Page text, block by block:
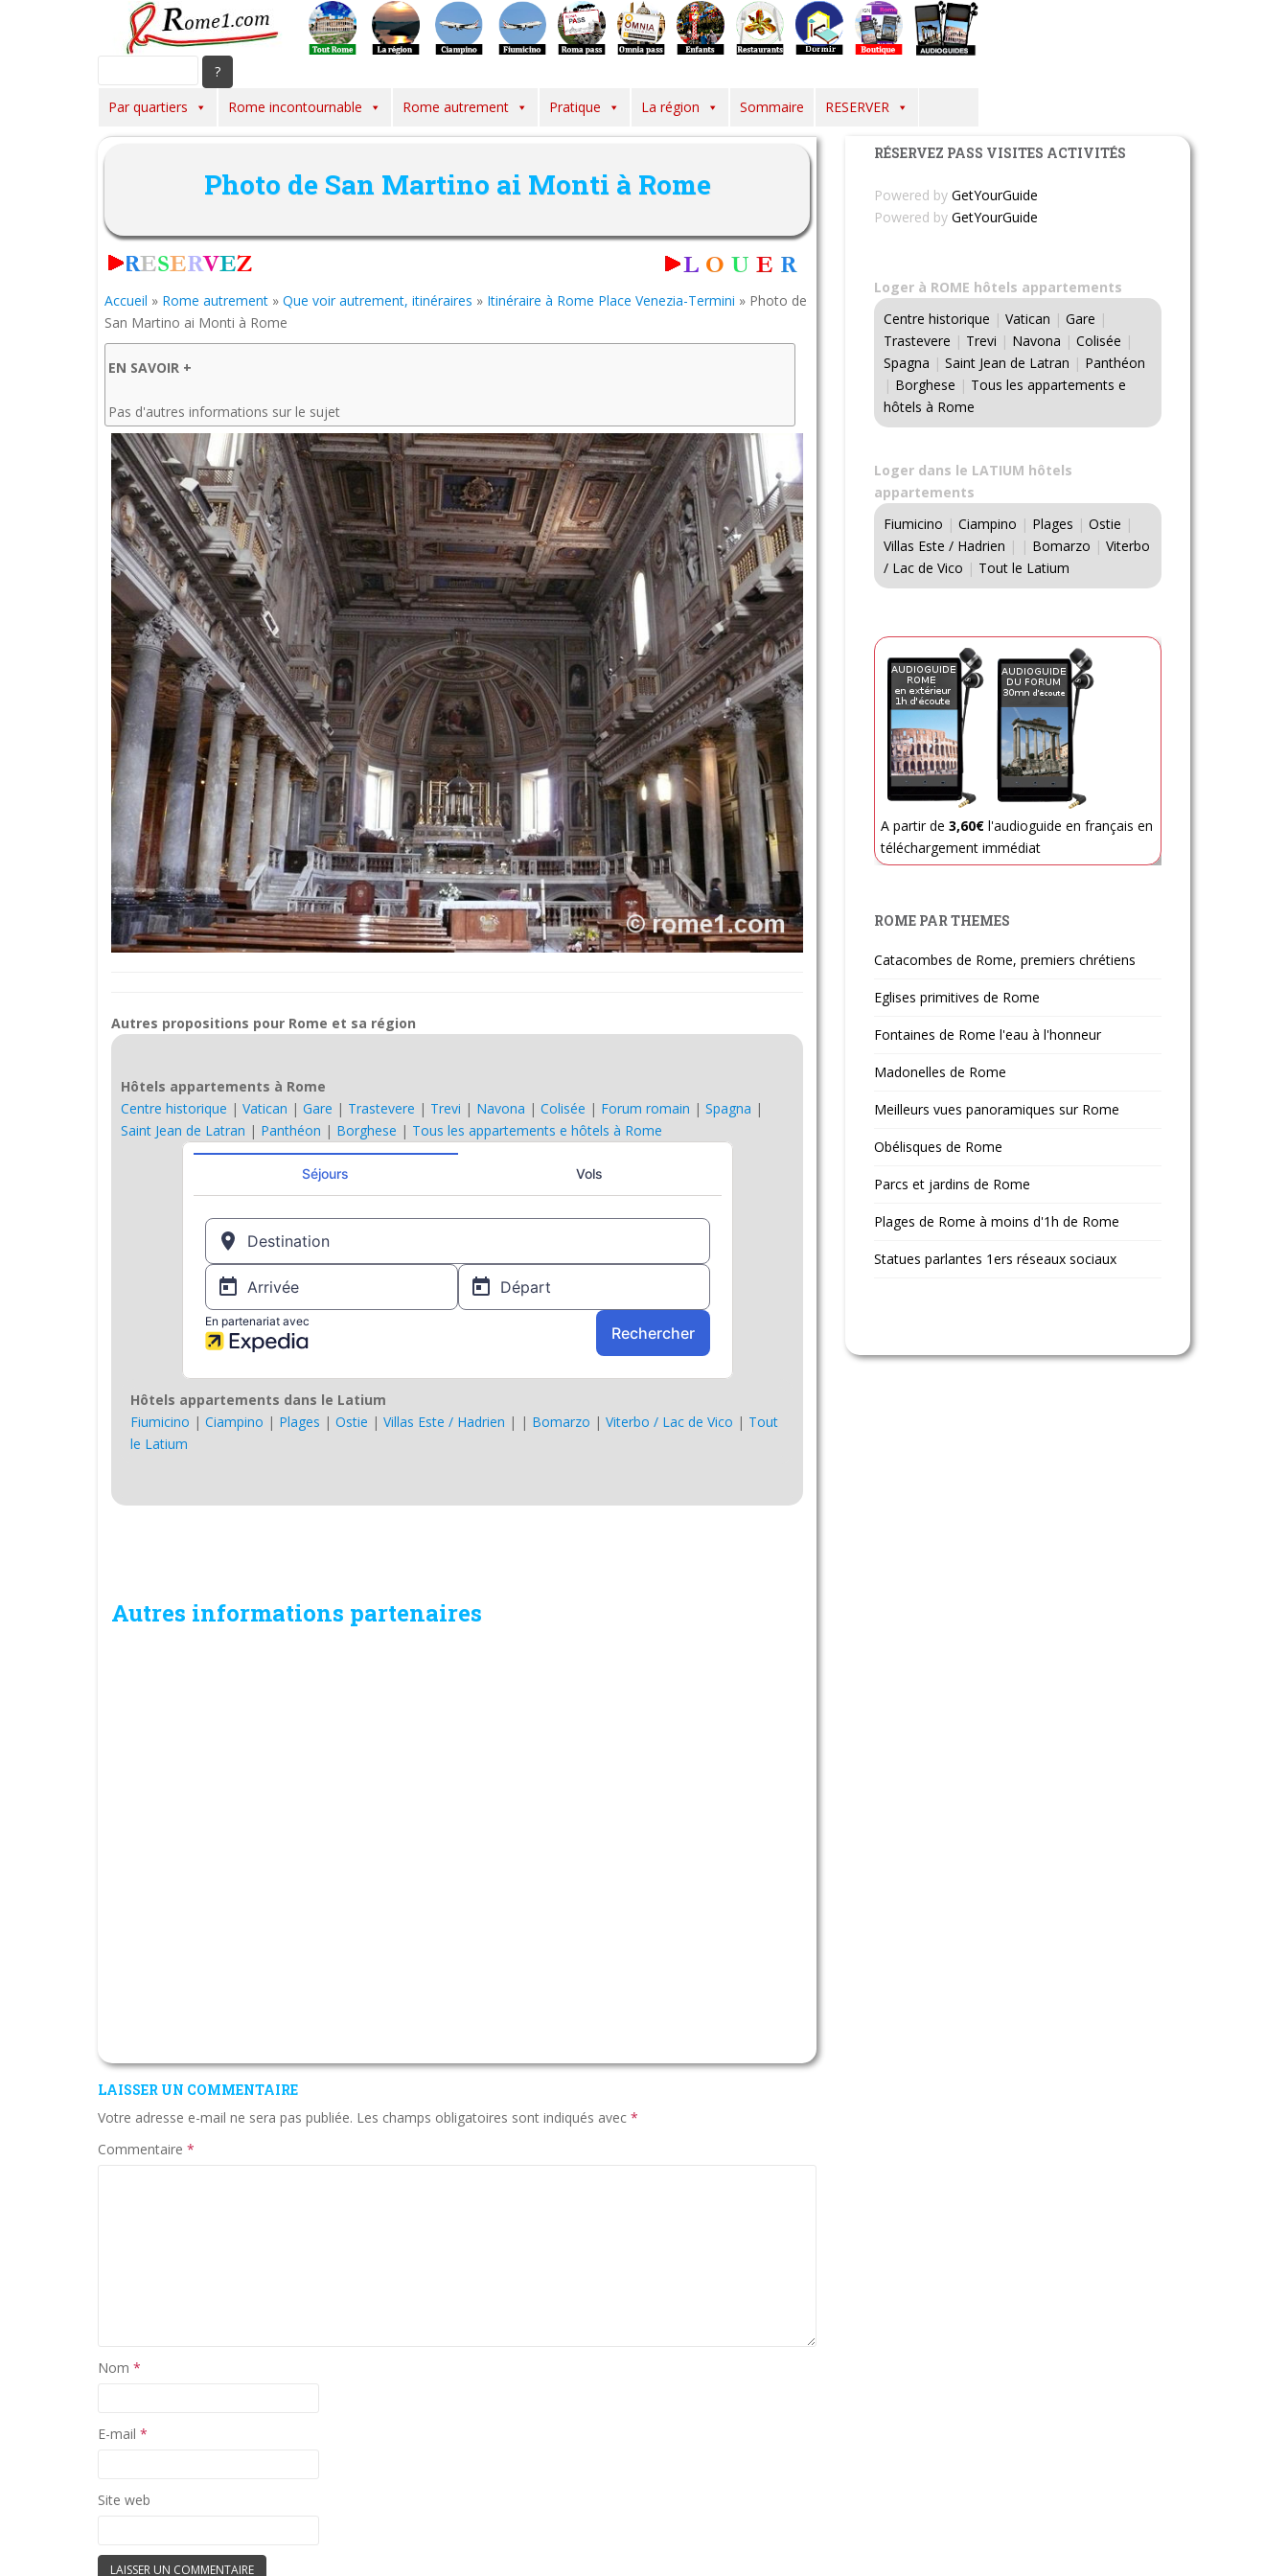
Par quartiers Rome incontournable Rome autrement Pratique La région Sommaire RESERVER
Photo de San Martino ai Monti à Rome
Accueil » Rome autrement » Que voir autrement, itinéraires » Itinéraire à Rome Place Venezia-Termini » Photo de
San Martino ai Monti à Rome
EN SAVOIR +
Pas d'autres informations sur le sujet
Autres propositions pour Rome et sa région
Hôtels appartements à Rome
Centre historique | Vatican | Gare | Trastevere | Trevi | Navona | Colisée | Forum romain | Spagna |
Saint Jean de Latran | Panthéon | Borghese | Tous les appartements e hôtels à Rome
Hôtels appartements dans le Latium
Fiumicino | Ciampino | Plages | Ostie | Villas Este / Hadrien | | Bomarzo | Viterbo / Lac de Vico | Tout
le Latium
Autres informations partenaires
LAISSER UN COMMENTAIRE
Votre adresse e-mail ne sera pas publiée. Les champs obligatoires sont indiqués avec *
Commentaire *
Nom *
E-mail *
Site web
RÉSERVEZ PASS VISITES ACTIVITÉS
Powered by GetYourGuide
Powered by GetYourGuide
Loger à ROME hôtels appartements
Centre historique | Vatican | Gare |
Trastevere | Trevi | Navona | Colisée |
Spagna | Saint Jean de Latran | Panthéon
| Borghese | Tous les appartements e
hôtels à Rome
Loger dans le LATIUM hôtels
appartements
Fiumicino | Ciampino | Plages | Ostie |
Villas Este / Hadrien | | Bomarzo | Viterbo
/ Lac de Vico | Tout le Latium
A partir de 3,60€ l'audioguide en français en
téléchargement immédiat
ROME PAR THEMES
Catacombes de Rome, premiers chrétiens
Eglises primitives de Rome
Fontaines de Rome l'eau à l'honneur
Madonelles de Rome
Meilleurs vues panoramiques sur Rome
Obélisques de Rome
Parcs et jardins de Rome
Plages de Rome à moins d'1h de Rome
Statues parlantes 1ers réseaux sociaux